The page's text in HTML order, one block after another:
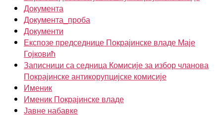
Документа
Документа_проба
Документи
Експозе председнице Покрајинске владе Маје
Гојковић
Записници са седница Комисије за избор чланова
Покрајинске антикорупцијске комисије
Именик
Именик Покрајинске владе
Јавне набавке